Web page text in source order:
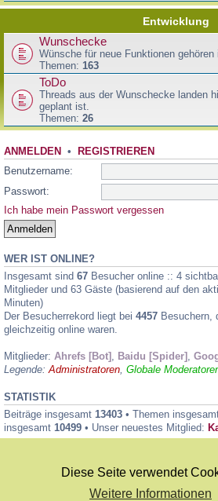
Diese Seite verwendet
Weitere Informationen
Entwicklung
Wunschecke
Wünsche für neue Funktionen
Themen: 163
ToDo
Threads aus der Wunschecke landen
geplant ist.
Themen: 26
ANMELDEN • REGISTRIEREN
Benutzername:
Passwort:
Ich habe mein Passwort vergessen
WER IST ONLINE?
Insgesamt sind 67 Besucher online :: 4
Mitglieder und 63 Gäste (basierend auf den
Minuten)
Der Besucherrekord liegt bei 4457 Besuchern,
gleichzeitig online waren.
Mitglieder: Ahrefs [Bot] , Baidu [Spider] ,
Legende:Administratoren, Globale
STATISTIK
Beiträge insgesamt 13403 • Themen
insgesamt 10499 • Unser neuestes Mitglied: